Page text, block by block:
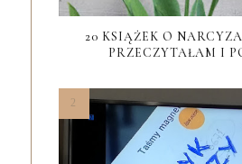
20 KSIĄŻEK O
PRZECZYTAŁAM I